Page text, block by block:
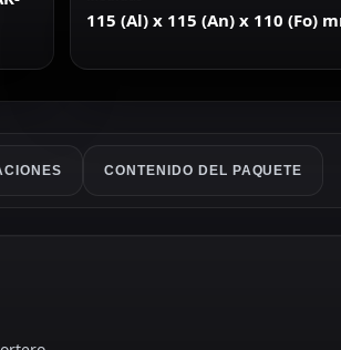
115 (Al) x 115 (An) x 110 (Fo)
CONTENIDO DEL PAQUETE